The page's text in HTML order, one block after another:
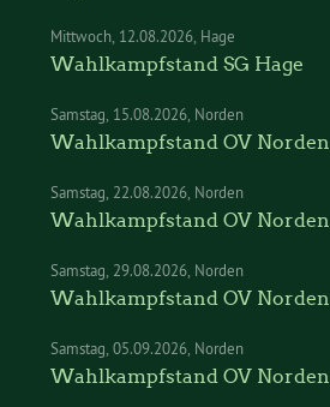
Mittwoch 12.08.2026 Hage
Wahlkampfstand SG Hage
Samstag 15.08.2026 Norden
Wahlkampfstand OV Norden
Samstag 22.08.2026 Norden
Wahlkampfstand OV Norden
Samstag 29.08.2026 Norden
Wahlkampfstand OV Norden
Samstag 05.09.2026 Norden
Wahlkampfstand OV Norden